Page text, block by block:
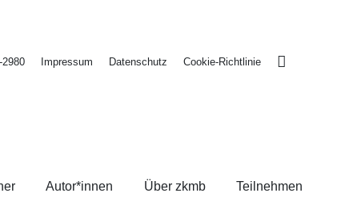
2980 Impressum Datenschutz Cookie-Richtlinie
Autor*innen Über zkmb Teilnehmen